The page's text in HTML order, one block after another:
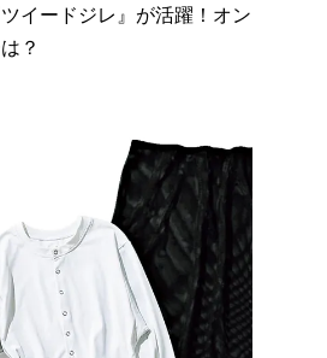
イードジレ』が活躍！オン
？